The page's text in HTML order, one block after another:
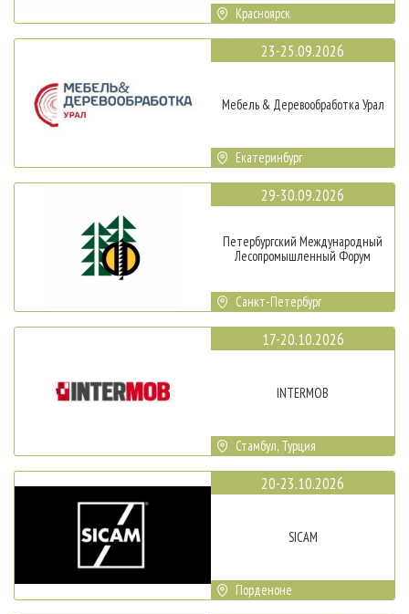
Красноярск
23-25.09.2026
Мебель & Деревообработка Урал
Екатеринбург
29-30.09.2026
Петербургский Международный
Лесопромышленный Форум
Санкт-Петербург
17-20.10.2026
INTERMOB
Стамбул, Турция
20-23.10.2026
SICAM
Порденоне